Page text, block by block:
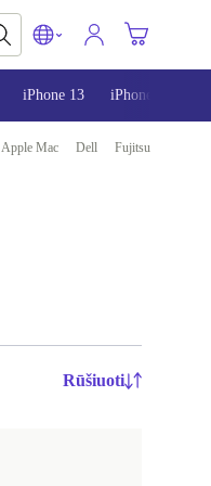
iPhone 13 iPhone 14
Apple Mac Dell Fujitsu
Rūšiuoti